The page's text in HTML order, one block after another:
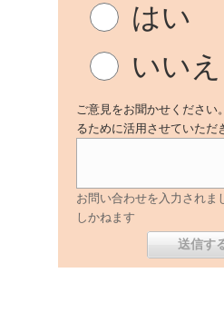
はい
いいえ
ご意見をお聞かせください
るために活用させていただ
お問い合わせを入力されま
しかねます